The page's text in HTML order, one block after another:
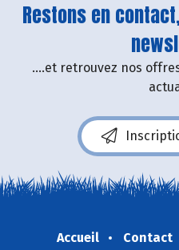
Restons en
....et retrouvez nos
Accueil Contact